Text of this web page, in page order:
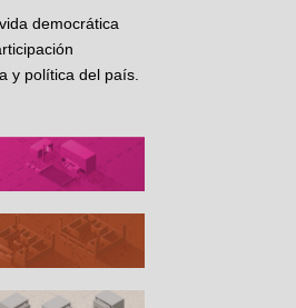
democrática
y política del país.